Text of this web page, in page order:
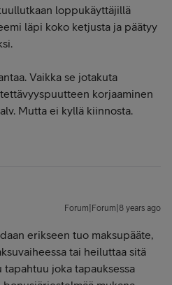
loppukäyttäjillä
läpi koko ketjusta ja päätyy
Vaikka se jotakuta
korjaaminen
Mutta ei kyllä kiinnosta.
Forum|Forum|8 years ago
erikseen tuo maksupääte,
tai heiluttaa sitä
joka tapauksessa